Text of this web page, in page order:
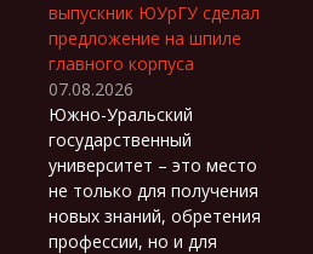
выпускник ЮУрГУ сделал
предложение на шпиле
главного корпуса
07.08.2026
Южно-Уральский
государственный
университет – это место
не только для получения
новых знаний, обретения
профессии, но и для